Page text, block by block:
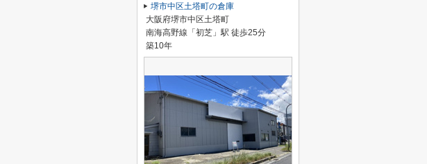
堺市中区土塔町の倉庫
大阪府堺市中区土塔町
南海高野線「初芝」駅 徒歩25分
築10年